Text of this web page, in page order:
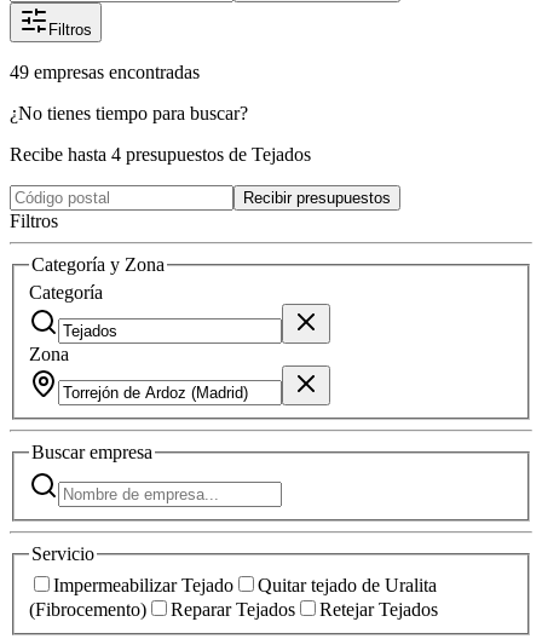
Filtros
49 empresas encontradas
¿No tienes tiempo para buscar?
Recibe hasta 4 presupuestos de Tejados
Recibir presupuestos
Filtros
Categoría y Zona
Categoría
Zona
Buscarempresa
Servicio
Impermeabilizar Tejado
Quitar tejado de Uralita
(Fibrocemento)
Reparar Tejados Retejar Tejados